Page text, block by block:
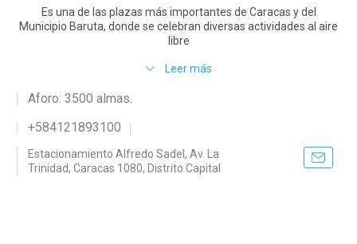
Es una de las plazas más importantes de Caracas y del
Municipio Baruta, donde se celebran diversas actividades al aire
libre
Leer más
Aforo: 3500 almas.
+584121893100
Estacionamiento Alfredo Sadel, Av. La
Trinidad, Caracas 1080, Distrito Capital